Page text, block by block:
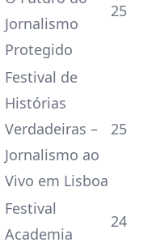
Jornalismo
Protegido
25
Festival de
Histórias
Verdadeiras –
Jornalismo ao
Vivo em Lisboa
25
Festival
Academia
24